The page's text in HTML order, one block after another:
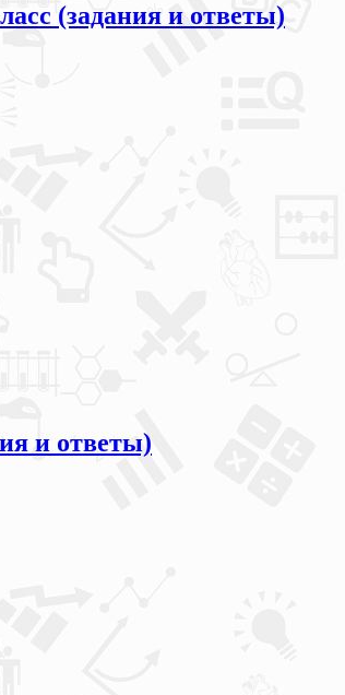
(задания и ответы)
и ответы)